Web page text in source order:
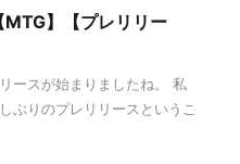
MTG】【プレリリー
ースが始まりましたね。 私
ぶりのプレリリースというこ